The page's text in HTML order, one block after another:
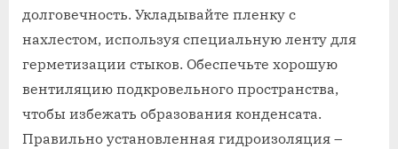
долговечность. Укладывайте пленку с
нахлестом, используя специальную ленту для
герметизации стыков. Обеспечьте хорошую
вентиляцию подкровельного пространства,
чтобы избежать образования конденсата.
Правильно установленная гидроизоляция –